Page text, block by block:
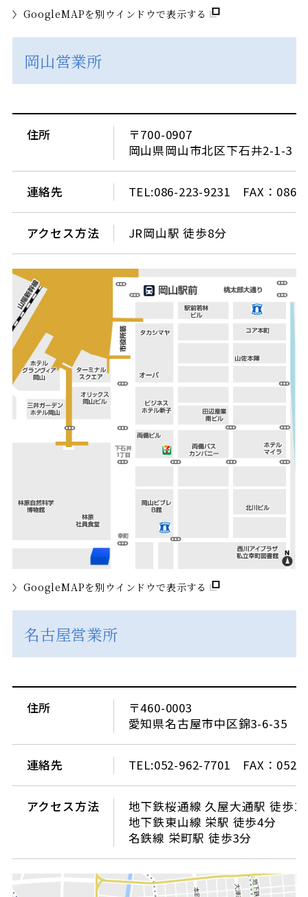
GoogleMAPを別ウインドウで表示する
岡山営業所
住所
〒700-0907
岡山県岡山市北区下石井2-1-3
連絡先 TEL:086-223-9231 FAX：086-
アクセス方法 JR岡山駅 徒歩8分
GoogleMAPを別ウインドウで表示する
名古屋営業所
住所
〒460-0003
愛知県名古屋市中区錦3-6-35
連絡先 TEL:052-962-7701 FAX：052-
アクセス方法
地下鉄桜通線 久屋大通駅 徒歩1
地下鉄東山線 栄駅 徒歩4分
名鉄線 栄町駅 徒歩3分